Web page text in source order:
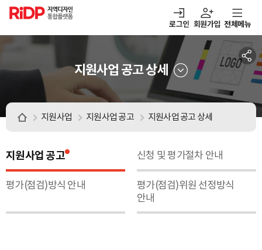
RiDP 지역디자인
통합플랫폼
로그인 회원가입
열기 알림마당
열기 아이디어뱅크
전체메뉴
지원사업 공고 상세
지원사업 지원사업 공고 지원사업 공고 상세
지원사업 공고 신청 및 평가절차 안내
평가(점검)방식 안내
평가(점검)위원 선정방식
안내